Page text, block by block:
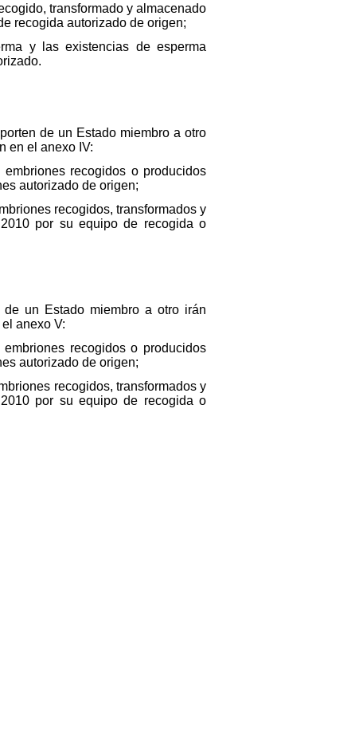
transformado y almacenado
recogida autorizado de origen;
y las existencias de esperma
de un Estado miembro a otro
en el anexo IV:
recogidos o producidos
autorizado de origen;
recogidos, transformados y
por su equipo de recogida o
un Estado miembro a otro irán
anexo V:
recogidos o producidos
autorizado de origen;
recogidos, transformados y
por su equipo de recogida o